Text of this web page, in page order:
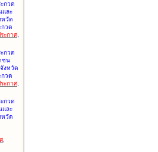
กวด
และ
หวัด
กวด
ะกาศ,
กวด
ชน
งหวัด
กวด
ะกาศ,
กวด
และ
หวัด
,